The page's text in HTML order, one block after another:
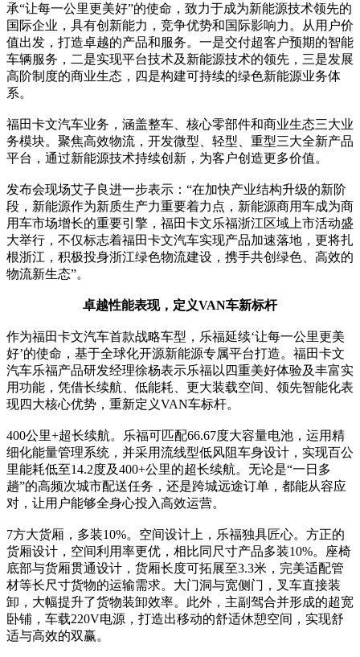
承“让每一公里更美好”的使命，致力于成为新能源技术领先的
国际企业，具有创新能力，竞争优势和国际影响力。从用户价
值出发，打造卓越的产品和服务。一是交付超客户预期的智能
车辆服务，二是实现平台技术及新能源技术的领先，三是发展
高阶制度的商业生态，四是构建可持续的绿色新能源业务体
系。
福田卡文汽车业务，涵盖整车、核心零部件和商业生态三大业
务模块。聚焦高效物流，开发微型、轻型、重型三大全新产品
平台，通过新能源技术持续创新，为客户创造更多价值。
发布会现场艾子良进一步表示：“在加快产业结构升级的新阶
段，新能源作为新质生产力重要着力点，新能源商用车成为商
用车市场增长的重要引擎，福田卡文乐福浙江区域上市活动盛
大举行，不仅标志着福田卡文汽车实现产品加速落地，更将扎
根浙江，积极投身浙江绿色物流建设，携手共创绿色、高效的
物流新生态”。
卓越性能表现，定义VAN车新标杆
作为福田卡文汽车首款战略车型，乐福延续‘让每一公里更美
好’的使命，基于全球化开源新能源专属平台打造。福田卡文
汽车乐福产品研发经理徐杨表示乐福以四重美好体验及丰富实
用功能，凭借长续航、低能耗、更大装载空间、领先智能化表
现四大核心优势，重新定义VAN车标杆。
400公里+超长续航。乐福可匹配66.67度大容量电池，运用精
细化能量管理系统，并采用流线型低风阻车身设计，实现百公
里能耗低至14.2度及400+公里的超长续航。无论是“一日多
趟”的高频次城市配送任务，还是跨城远途订单，都能从容应
对，让用户能够全身心投入高效运营。
7方大货厢，多装10%。空间设计上，乐福独具匠心。方正的
货厢设计，空间利用率更优，相比同尺寸产品多装10%。座椅
底部与货厢贯通设计，货厢长度可拓展至3.3米，完美适配管
材等长尺寸货物的运输需求。大门洞与宽侧门，叉车直接装
卸，大幅提升了货物装卸效率。此外，主副驾合并形成的超宽
卧铺，车载220V电源，打造出移动的舒适休憩空间，实现舒
适与高效的双赢。